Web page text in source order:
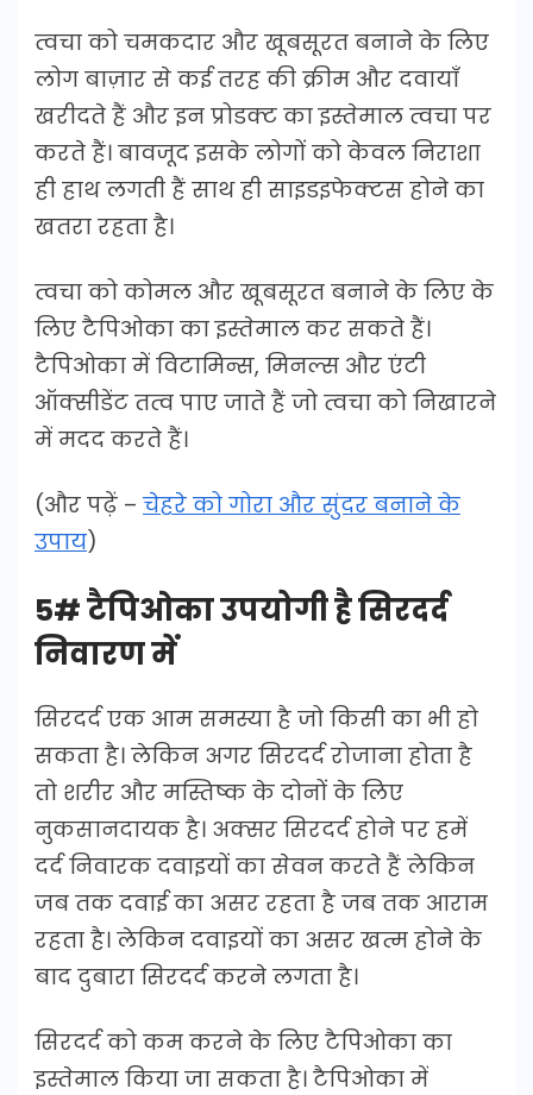
त्वचा को चमकदार और खूबसूरत बनाने के लिए
लोग बाज़ार से कई तरह की क्रीम और दवायाँ
खरीदते हैं और इन प्रोडक्ट का इस्तेमाल त्वचा पर
करते हैं। बावजूद इसके लोगों को केवल निराशा
ही हाथ लगती हैं साथ ही साइडइफेक्टस होने का
खतरा रहता है।
त्वचा को कोमल और खूबसूरत बनाने के लिए के
लिए टैपिओका का इस्तेमाल कर सकते हैं।
टैपिओका में विटामिन्स, मिनल्स और एंटी
ऑक्सीडेंट तत्व पाए जाते हैं जो त्वचा को निखारने
में मदद करते हैं।
(और पढ़ें – चेहरे को गोरा और सुंदर बनाने के
उपाय)
5# टैपिओका उपयोगी है सिरदर्द
निवारण में
सिरदर्द एक आम समस्या है जो किसी का भी हो
सकता है। लेकिन अगर सिरदर्द रोजाना होता है
तो शरीर और मस्तिष्क के दोनों के लिए
नुकसानदायक है। अक्सर सिरदर्द होने पर हमें
दर्द निवारक दवाइयों का सेवन करते हैं लेकिन
जब तक दवाई का असर रहता है जब तक आराम
रहता है। लेकिन दवाइयों का असर खत्म होने के
बाद दुबारा सिरदर्द करने लगता है।
सिरदर्द को कम करने के लिए टैपिओका का
इस्तेमाल किया जा सकता है। टैपिओका में